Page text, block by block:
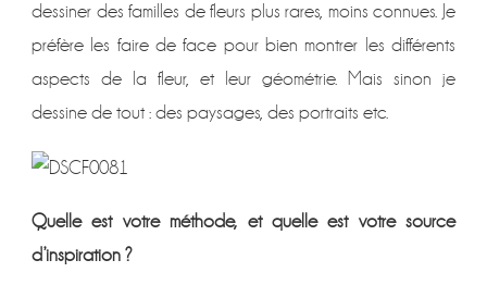
dessiner des familles de fleurs plus rares, moins connues. Je
préfère les faire de face pour bien montrer les différents
aspects de la fleur, et leur géométrie. Mais sinon je
dessine de tout : des paysages, des portraits etc.
Quelle est votre méthode, et quelle est votre source
d’inspiration ?